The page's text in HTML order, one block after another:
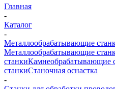
Главная
-
Каталог
-
Металлообрабатывающие
Металлообрабатывающие
станкиКамнеобрабатывающие
станкиСтаночная оснастка
-